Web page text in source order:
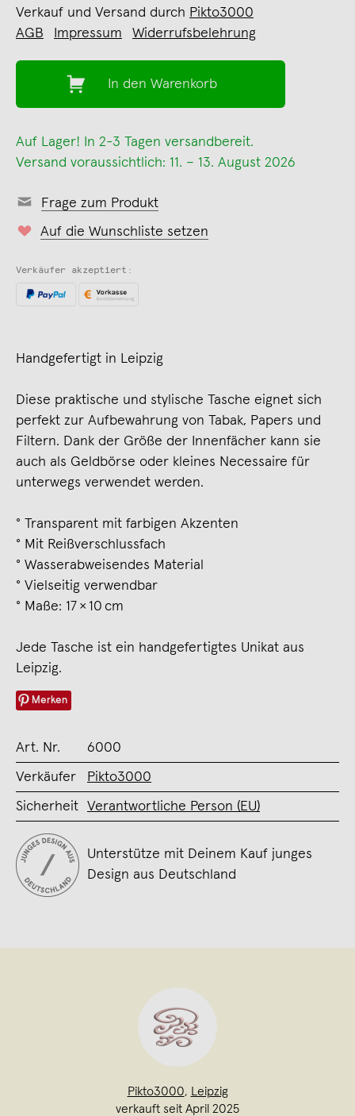
Verkauf und Versand durch Pikto3000
AGB
Impressum Widerrufsbelehrung
In den Warenkorb
Auf Lager! In 2-3 Tagen versandbereit.
Versand voraussichtlich: 11. – 13. August 2026
Frage zum Produkt
Auf die Wunschliste setzen
Verkäufer akzeptiert:
Handgefertigt in Leipzig
Diese praktische und stylische Tasche eignet sich
perfekt zur Aufbewahrung von Tabak, Papers und
Filtern. Dank der Größe der Innenfächer kann sie
auch als Geldbörse oder kleines Necessaire für
unterwegs verwendet werden.
° Transparent mit farbigen Akzenten
° Mit Reißverschlussfach
° Wasserabweisendes Material
° Vielseitig verwendbar
° Maße: 17 × 10 cm
Jede Tasche ist ein handgefertigtes Unikat aus
Leipzig.
Merken
Art. Nr. 6000
Verkäufer Pikto3000
Sicherheit Verantwortliche Person (EU)
Unterstütze mit Deinem Kauf junges
Design aus Deutschland
Pikto3000,
Leipzig
verkauft seit April 2025